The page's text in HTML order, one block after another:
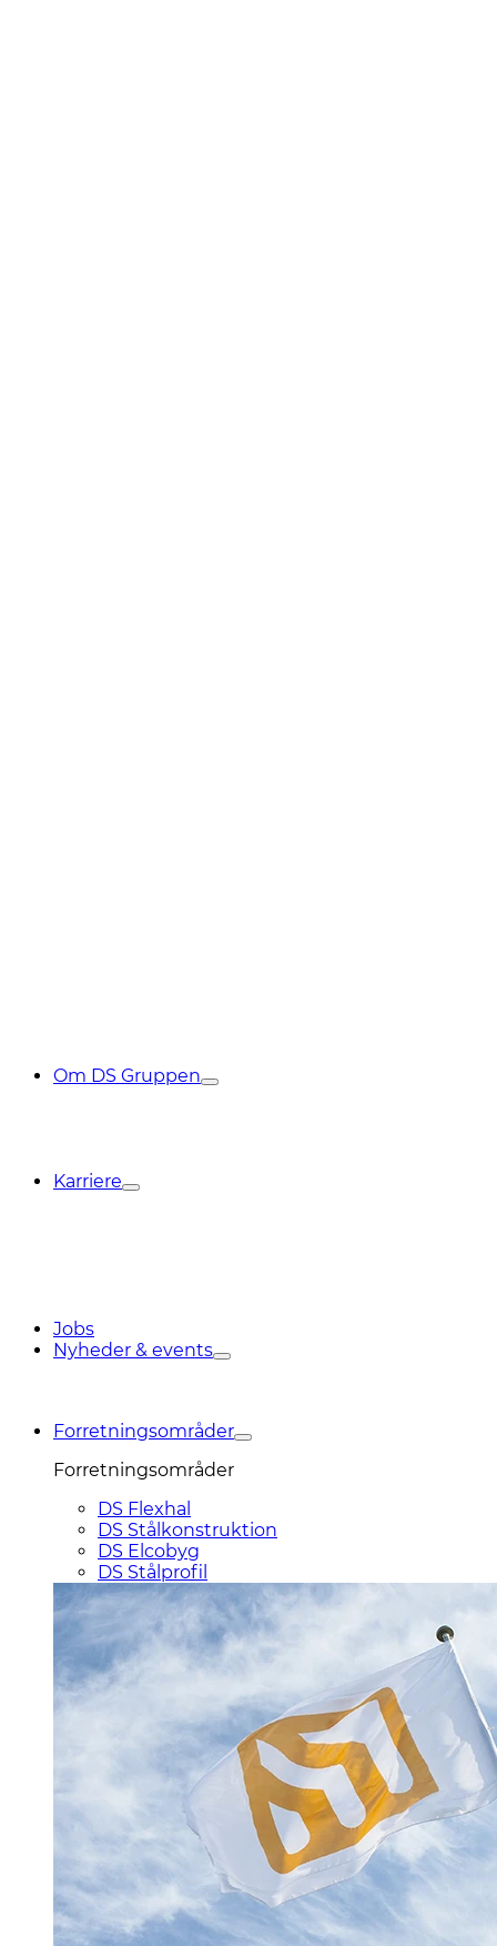
Om DS Gruppen
Karriere
Jobs
Nyheder & events
Forretningsområder
Forretningsområder
DS Flexhal
DS Stålkonstruktion
DS Elcobyg
DS Stålprofil